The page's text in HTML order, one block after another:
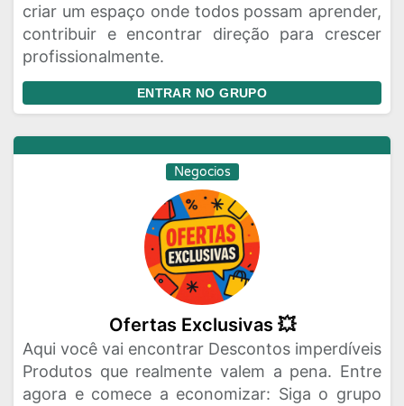
criar um espaço onde todos possam aprender,
contribuir e encontrar direção para crescer
profissionalmente.
ENTRAR NO GRUPO
Negocios
Ofertas Exclusivas 💥
Aqui você vai encontrar Descontos imperdíveis
Produtos que realmente valem a pena. Entre
agora e comece a economizar: Siga o grupo